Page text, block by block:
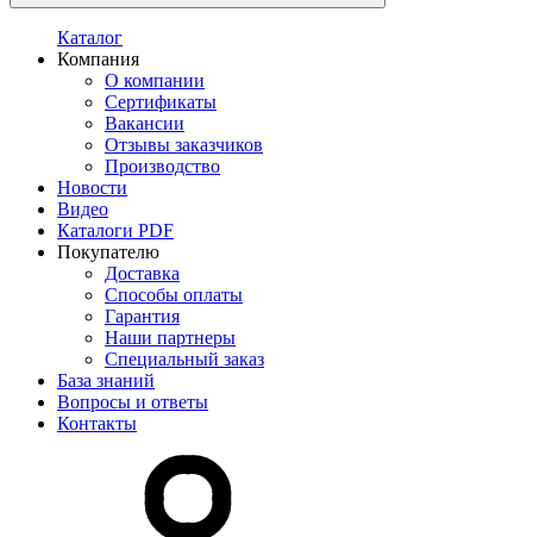
Каталог
Компания
О компании
Сертификаты
Вакансии
Отзывы заказчиков
Производство
Новости
Видео
Каталоги PDF
Покупателю
Доставка
Способы оплаты
Гарантия
Наши партнеры
Специальный заказ
База знаний
Вопросы и ответы
Контакты